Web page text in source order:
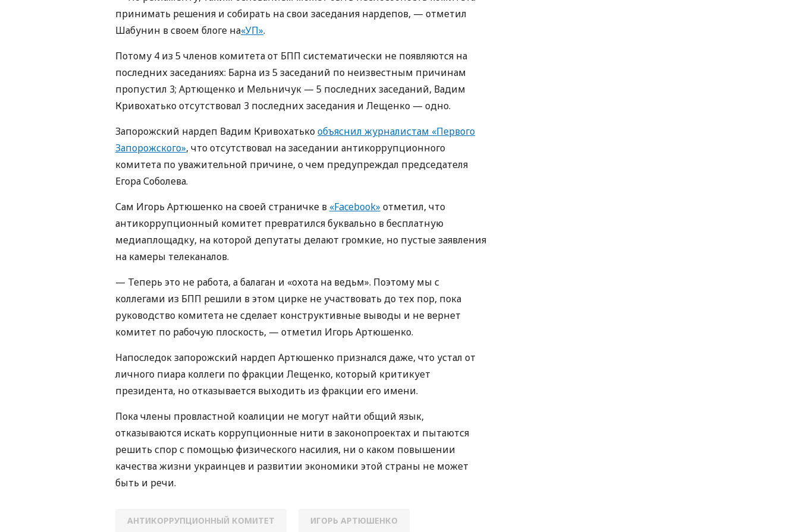
принимать решения и собирать на свои заседания нардепов, — отметил
Шабунин в своем блоге на«УП».
Потому 4 из 5 членов комитета от БПП систематически не появляются на
последних заседаниях: Барна из 5 заседаний по неизвестным причинам
пропустил 3; Артющенко и Мельничук — 5 последних заседаний, Вадим
Кривохатько отсутствовал 3 последних заседания и Лещенко — одно.
Запорожский нардеп Вадим Кривохатькообъяснил журналистам «Первого
Запорожского», что отсутствовал на заседании антикоррупционного
комитета по уважительной причине, о чем предупреждал председателя
Егора Соболева.
Сам Игорь Артюшенко на своей страничке в «Facebook» отметил, что
антикоррупционный комитет превратился буквально в бесплатную
медиаплощадку, на которой депутаты делают громкие, но пустые заявления
на камеры телеканалов.
— Теперь это не работа, а балаган и «охота на ведьм». Поэтому мы с
коллегами из БПП решили в этом цирке не участвовать до тех пор, пока
руководство комитета не сделает конструктивные выводы и не вернет
комитет по рабочую плоскость, — отметил Игорь Артюшенко.
Напоследок запорожский нардеп Артюшенко признался даже, что устал от
личного пиара коллеги по фракции Лещенко, который критикует
президента, но отказывается выходить из фракции его имени.
Пока члены провластной коалиции не могут найти общий язык,
отказываются искать коррупционные нити в законопроектах и пытаются
решить спор с помощью физического насилия, ни о каком повышении
качества жизни украинцев и развитии экономики этой страны не может
быть и речи.
АНТИКОРРУПЦИОННЫЙ КОМИТЕТ ИГОРЬ АРТЮШЕНКО